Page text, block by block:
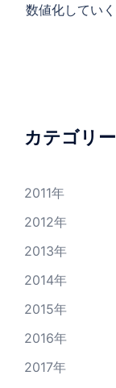
数値化してい
カテゴリー
2011年
2012年
2013年
2014年
2015年
2016年
2017年